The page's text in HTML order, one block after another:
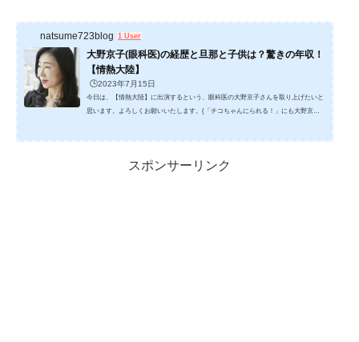
natsume723blog 1 User
大野京子(眼科医)の経歴と旦那と子供は？驚きの年収！
【情熱大陸】
🕒️2023年7月15日
今日は、【情熱大陸】に出演するという、眼科医の大野京子さんを取り上げたいと
思います。よろしくお願いいたします。(「チコちゃんにられる！」にも大野京子
科学 共学偏差値 64以上・三重県立 松阪高校 理数 共学偏差値 62以上・三重県立 伊
スポンサーリンク